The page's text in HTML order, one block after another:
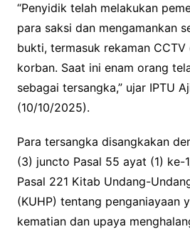
“Penyidik telah melakukan
para saksi dan mengamankan
bukti, termasuk rekaman CCTV
korban. Saat ini enam orang
sebagai tersangka,” ujar IPTU
(10/10/2025).
Para tersangka disangkakan
(3) juncto Pasal 55 ayat (1) ke-
Pasal 221 Kitab Undang-
(KUHP) tentang penganiayaan
kematian dan upaya